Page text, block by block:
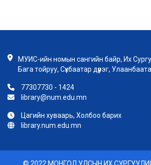
МУИС-ийн номын сангийн байр, Их
Бага тойруу, Сүхбаатар дүүрэг,
77307730 - 1424
library@num.edu.mn
Цагийн хуваарь, Холбоо барих
library.num.edu.mn